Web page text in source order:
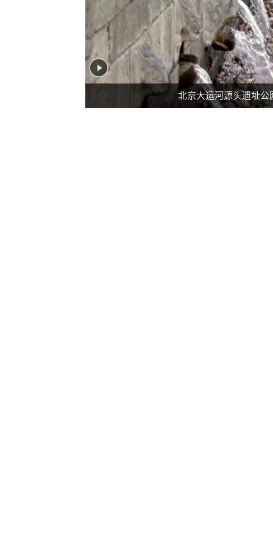
北京大运河源头遗址公